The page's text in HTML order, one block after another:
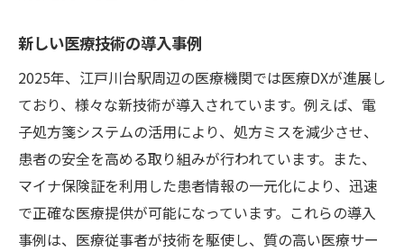
新しい医療技術の導入事例
2025年、江戸川台駅周辺の医療機関では医療DXが進展し
ており、様々な新技術が導入されています。例えば、電
子処方箋システムの活用により、処方ミスを減少させ、
患者の安全を高める取り組みが行われています。また、
マイナ保険証を利用した患者情報の一元化により、迅速
で正確な医療提供が可能になっています。これらの導入
事例は、医療従事者が技術を駆使し、質の高い医療サー